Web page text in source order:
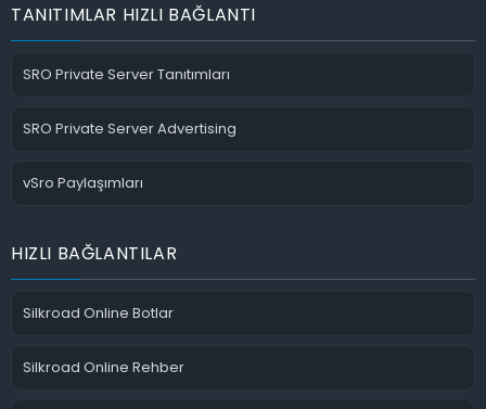
TANITIMLAR HIZLI BAĞLANTI
SRO Private Server Tanıtımları
SRO Private Server Advertising
vSro Paylaşımları
HIZLI BAĞLANTILAR
Silkroad Online Botlar
Silkroad Online Rehber